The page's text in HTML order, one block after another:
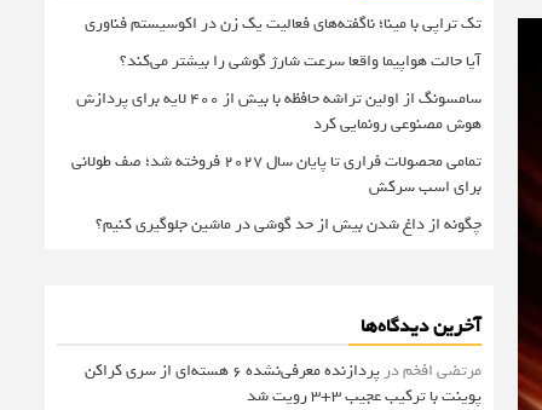
تک تراپی با مینا؛ ناگفته‌های فعالیت یک زن در اکوسیستم فناوری
آیا حالت هواپیما واقعا سرعت شارژ گوشی را بیشتر می‌کند؟
سامسونگ از اولین تراشه حافظه با بیش از ۴۰۰ لایه برای پردازش
هوش مصنوعی رونمایی کرد
تمامی محصولات فراری تا پایان سال ۲۰۲۷ فروخته شد؛ صف طولانی
برای اسب سرکش
چگونه از داغ شدن بیش از حد گوشی در ماشین جلوگیری کنیم؟
آخرین دیدگاه‌ها
مرتضی افخمدر
پردازنده معرفی‌نشده 6 هسته‌ای از سری کراکن
پوینت با ترکیب عجیب 3+3 رویت شد